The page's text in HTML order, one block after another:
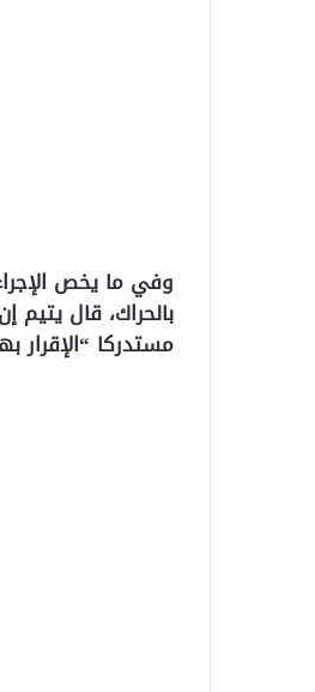
بالحراك، قال يتيم
مستدركا “الإقرار